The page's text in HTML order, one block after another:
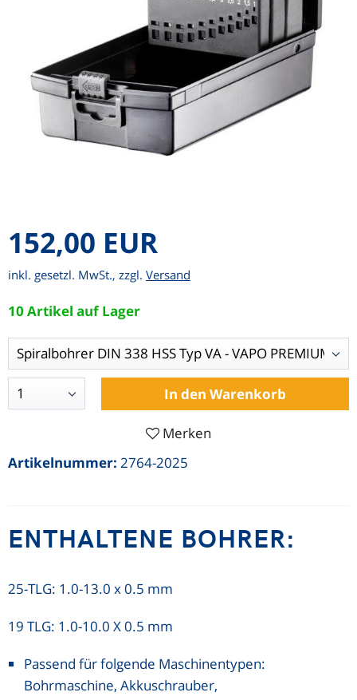
152,00 EUR
inkl. gesetzl. MwSt., zzgl. Versand
10 Artikel auf Lager
Merken
Artikelnummer: 2764-2025
ENTHALTENE BOHRER:
25-TLG: 1.0-13.0 x 0.5 mm
19 TLG: 1.0-10.0 X 0.5 mm
Passend für folgende Maschinentypen:
Bohrmaschine, Akkuschrauber,